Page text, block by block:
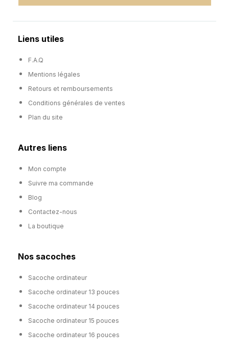
Liens utiles
F.A.Q
Mentions légales
Retours et remboursements
Conditions générales de ventes
Plan du site
Autres liens
Mon compte
Suivre ma commande
Blog
Contactez-nous
La boutique
Nos sacoches
Sacoche ordinateur
Sacoche ordinateur 13 pouces
Sacoche ordinateur 14 pouces
Sacoche ordinateur 15 pouces
Sacoche ordinateur 16 pouces